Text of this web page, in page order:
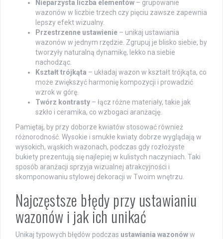
Nieparzysta liczba elementów – grupowanie
wazonów w liczbie trzech czy pięciu zawsze zapewnia
lepszy efekt wizualny.
Przestrzenne ustawienie – unikaj ustawiania
wazonów w jednym rzędzie. Zgrupuj je blisko siebie, by
tworzyły naturalną dynamikę, lekko na siebie
nachodząc.
Kształt trójkąta – układaj wazon w kształt trójkąta, co
może zwiększyć harmonię kompozycji i prowadzić
wzrok w górę.
Twórz kontrasty – łącz różne materiały, takie jak
szkło i ceramika, co wzbogaci aranżację.
Pamiętaj, by przy doborze kwiatów stosować również
różnorodność. Wysokie i smukłe kwiaty dobrze wyglądają w
wysokich, wąskich wazonach, podczas gdy rozłożyste
bukiety prezentują się najlepiej w kulistych naczyniach. Taki
sposób aranżacji sprzyja wizualnej atrakcyjności i
skomponowaniu stylowej dekoracji w Twoim wnętrzu.
Najczęstsze błędy przy ustawianiu
wazonów i jak ich unikać
Unikaj typowych błędów podczas ustawiania wazonóww